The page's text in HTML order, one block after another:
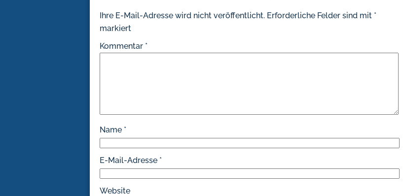
Ihre E-Mail-Adresse wird nicht veröffentlicht. Erforderliche Felder sind mit *
markiert
Kommentar *
Name *
E-Mail-Adresse *
Website